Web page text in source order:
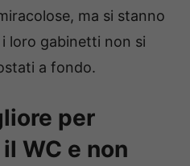
ma si stanno
loro gabinetti non si
a fondo.
per
WC e non